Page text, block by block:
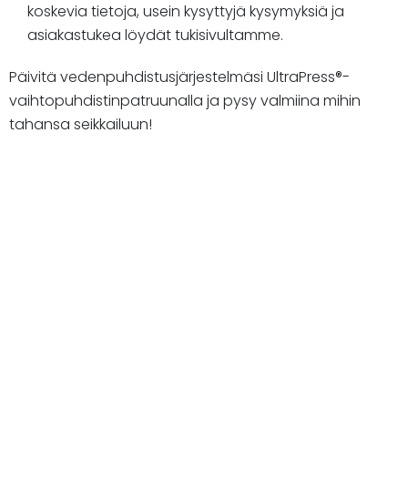
koskevia tietoja, usein kysyttyjä kysymyksiä ja
asiakastukea löydät tukisivultamme.
Päivitä vedenpuhdistusjärjestelmäsi UltraPress®-
vaihtopuhdistinpatruunalla ja pysy valmiina mihin
tahansa seikkailuun!